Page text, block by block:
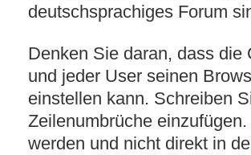
deutschsprachiges Forum
Denken Sie daran, dass die
und jeder User seinen
einstellen kann. Schreiben
Zeilenumbrüche
werden und nicht direkt in